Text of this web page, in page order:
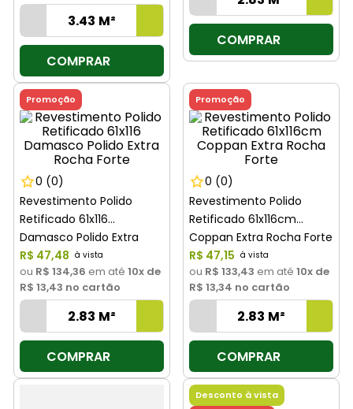
COMPRAR
COMPRAR
Promoção
0 (0)
Revestimento Polido
Retificado 61x116
Damasco Polido Extra
Rocha Forte
R$ 47,48
ou R$ 134,36 em até 10x de
R$ 13,43 no cartão
COMPRAR
Promoção
0 (0)
Revestimento Polido
Retificado 61x116cm
Coppan Extra Rocha Forte
R$ 47,15
ou R$ 133,43 em até 10x de
R$ 13,34 no cartão
COMPRAR
Desconto à vista